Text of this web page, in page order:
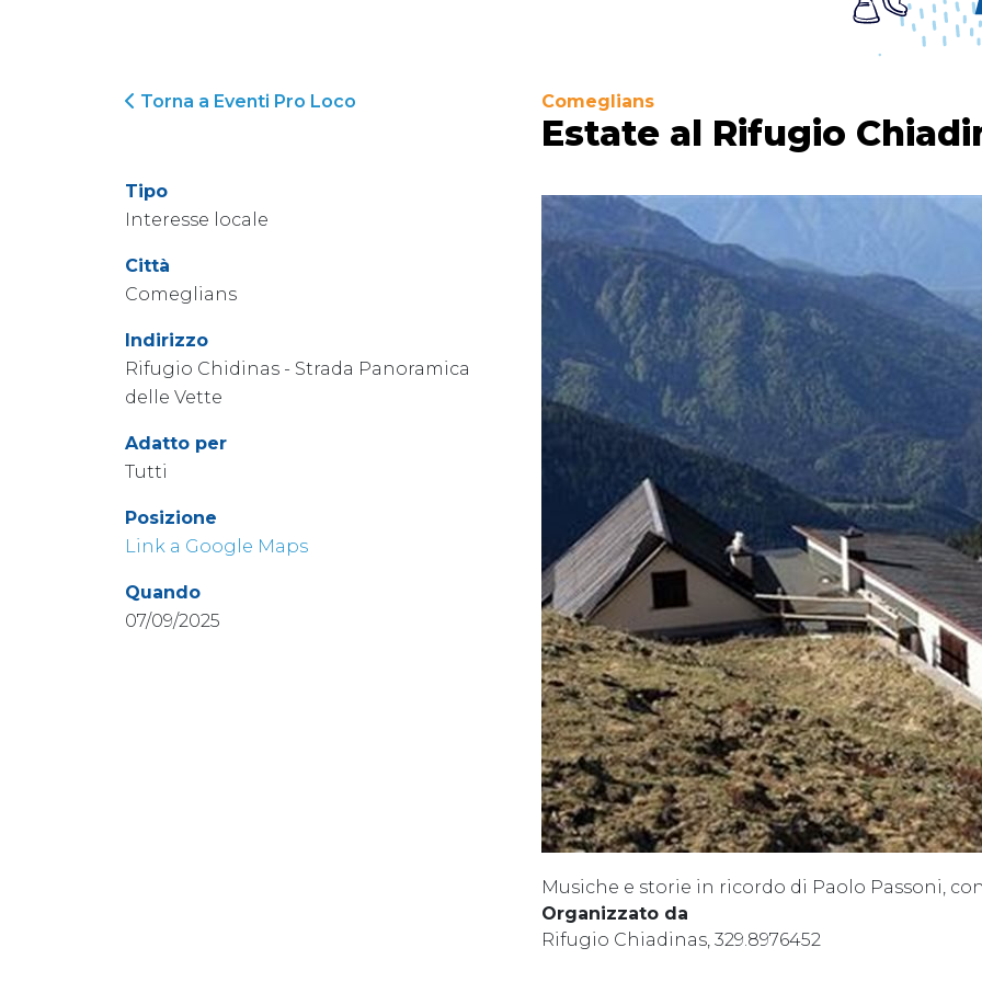
Torna a Eventi Pro Loco
Tipo
Interesse locale
Città
Comeglians
Indirizzo
Rifugio Chidinas - Strada Panoramica
delle Vette
Adatto per
Tutti
Posizione
Link a Google Maps
Quando
07/09/2025
Comeglians
Estate al Rifugio
Musiche e storie in ricordo di Paolo Passoni,
Organizzato da
Rifugio Chiadinas, 329.8976452